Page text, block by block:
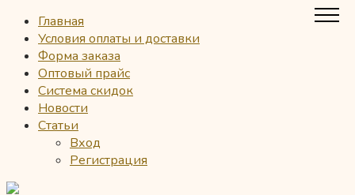
Главная
Условия оплаты и доставки
Форма заказа
Оптовый прайс
Система скидок
Новости
Статьи
Вход
Регистрация